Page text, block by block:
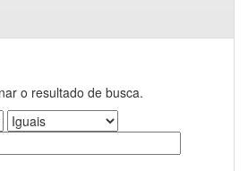
o resultado de busca.